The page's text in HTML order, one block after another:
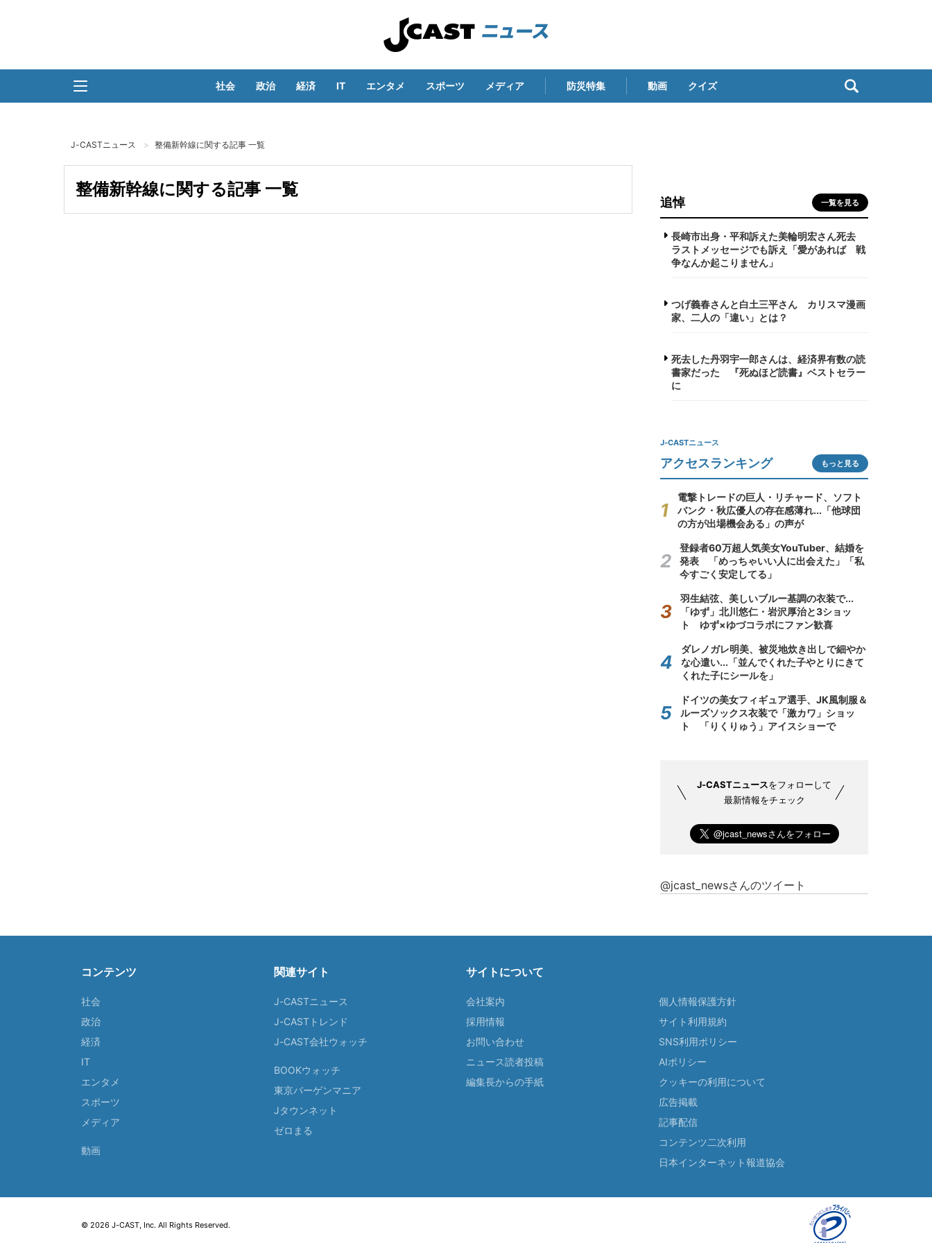
社会 政治 経済 IT エンタメ スポーツ メディア 防災特集 動画 クイズ
J-CASTニュース 整備新幹線に関する記事 一覧
整備新幹線に関する記事 一覧
追悼 一覧を見る
長崎市出身・平和訴えた美輪明宏さん死去
ラストメッセージでも訴え「愛があれば 戦
争なんか起こりません」
つげ義春さんと白土三平さん カリスマ漫画
家、二人の「違い」とは？
死去した丹羽宇一郎さんは、経済界有数の読
書家だった 『死ぬほど読書』ベストセラー
に
J-CASTニュース
アクセスランキング もっと見る
電撃トレードの巨人・リチャード、ソフト
バンク・秋広優人の存在感薄れ...「他球団
の方が出場機会ある」の声が
登録者60万超人気美女YouTuber、結婚を
発表 「めっちゃいい人に出会えた」「私
今すごく安定してる」
羽生結弦、美しいブルー基調の衣装で...
「ゆず」北川悠仁・岩沢厚治と3ショッ
ト ゆず×ゆづコラボにファン歓喜
ダレノガレ明美、被災地炊き出しで細やか
な心遣い...「並んでくれた子やとりにきて
くれた子にシールを」
ドイツの美女フィギュア選手、JK風制服＆
ルーズソックス衣装で「激カワ」ショッ
ト 「りくりゅう」アイスショーで
J-CASTニュースをフォローして
最新情報をチェック
@jcast_newsさんのツイート
コンテンツ
社会
政治
経済
IT
エンタメ
スポーツ
メディア
動画
関連サイト
J-CASTニュース
J-CASTトレンド
J-CAST会社ウォッチ
BOOKウォッチ
東京バーゲンマニア
Jタウンネット
ゼロまる
サイトについて
会社案内
採用情報
お問い合わせ
ニュース読者投稿
編集長からの手紙
個人情報保護方針
サイト利用規約
SNS利用ポリシー
AIポリシー
クッキーの利用について
広告掲載
記事配信
コンテンツ二次利用
日本インターネット報道協会
© 2026 J-CAST, Inc. All Rights Reserved.